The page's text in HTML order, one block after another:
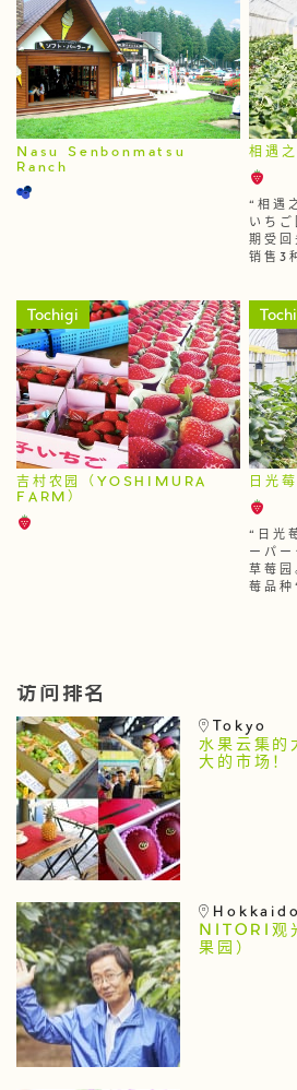
Nasu Senbonmatsu
Ranch
相遇
“相遇
いち
期受回
销售3
Tochigi
吉村农园（YOSHIMURA
FARM）
日光
“日光
ーパー
草莓园
莓品
访问排名
Tokyo
水果云集
大的市场！
Hokkaido
NITORI观
果园）